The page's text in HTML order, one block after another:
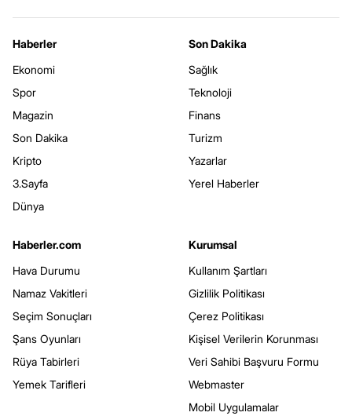
Haberler
Ekonomi
Spor
Magazin
Son Dakika
Kripto
3.Sayfa
Dünya
Son Dakika
Sağlık
Teknoloji
Finans
Turizm
Yazarlar
Yerel Haberler
Haberler.com
Hava Durumu
Namaz Vakitleri
Seçim Sonuçları
Şans Oyunları
Rüya Tabirleri
Yemek Tarifleri
Kurumsal
Kullanım Şartları
Gizlilik Politikası
Çerez Politikası
Kişisel Verilerin Korunması
Veri Sahibi Başvuru Formu
Webmaster
Mobil Uygulamalar